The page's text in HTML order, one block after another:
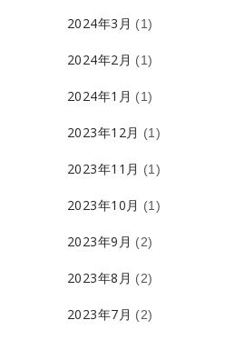
2024年3月 (1)
2024年2月 (1)
2024年1月 (1)
2023年12月 (1)
2023年11月 (1)
2023年10月 (1)
2023年9月 (2)
2023年8月 (2)
2023年7月 (2)